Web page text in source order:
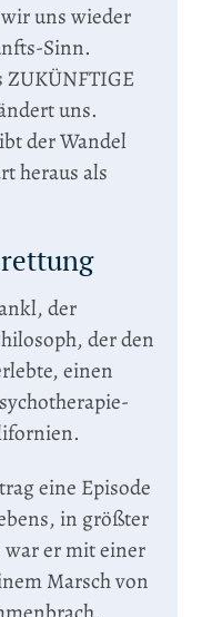
uns wieder
Sinn.
uns.
der Wandel
heraus als
der
der den
einen
eine Episode
in größter
war er mit einer
Marsch von